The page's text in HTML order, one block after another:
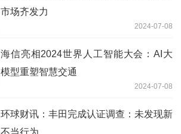
市场齐发力
2024-07-08
海信亮相2024世界人工智能大会：AI大
模型重塑智慧交通
2024-07-08
环球财讯：丰田完成认证调查：未发现新
不当行为